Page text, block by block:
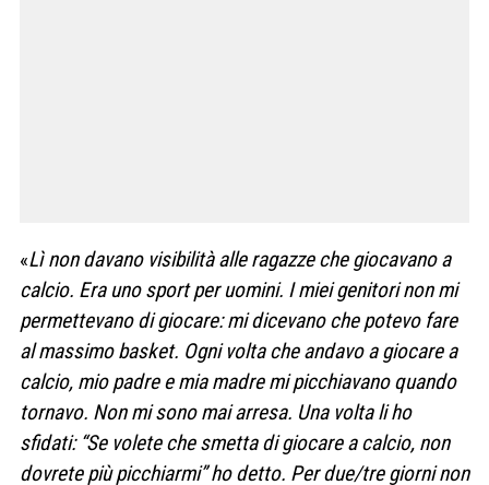
«Lì non davano visibilità alle ragazze che giocavano a
calcio. Era uno sport per uomini. I miei genitori non mi
permettevano di giocare: mi dicevano che potevo fare
al massimo basket. Ogni volta che andavo a giocare a
calcio, mio padre e mia madre mi picchiavano quando
tornavo. Non mi sono mai arresa. Una volta li ho
sfidati: “Se volete che smetta di giocare a calcio, non
dovrete più picchiarmi” ho detto. Per due/tre giorni non